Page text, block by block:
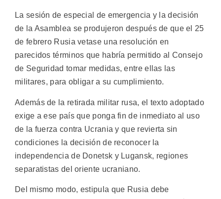
La sesión de especial de emergencia y la decisión
de la Asamblea se produjeron después de que el 25
de febrero Rusia vetase una resolución en
parecidos términos que habría permitido al Consejo
de Seguridad tomar medidas, entre ellas las
militares, para obligar a su cumplimiento.
Además de la retirada militar rusa, el texto adoptado
exige a ese país que ponga fin de inmediato al uso
de la fuerza contra Ucrania y que revierta sin
condiciones la decisión de reconocer la
independencia de Donetsk y Lugansk, regiones
separatistas del oriente ucraniano.
Del mismo modo, estipula que Rusia debe